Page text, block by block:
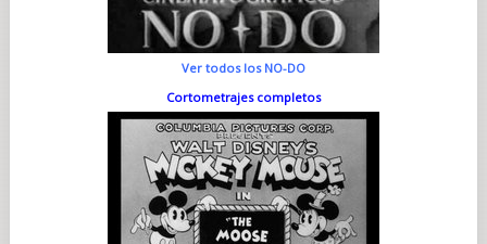
Ver todos los NO-DO
Cortometrajes completos